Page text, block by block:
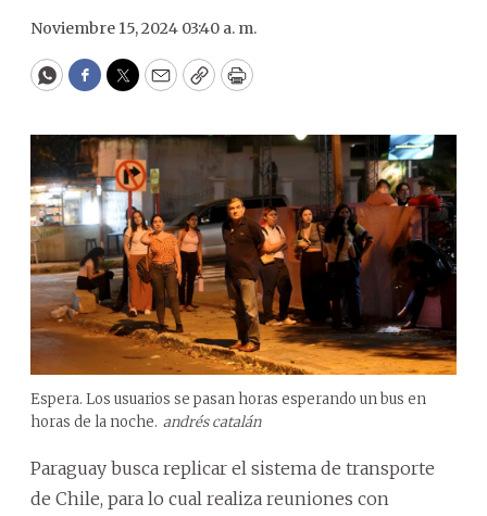
Noviembre 15, 2024 03:40 a. m.
WhatsApp
Facebook
Twitter
EmailCopyPrint
Espera. Los usuarios se pasan horas esperando un bus en
horas de la noche. andrés catalán
Paraguay busca replicar el sistema de transporte
de Chile, para lo cual realiza reuniones con